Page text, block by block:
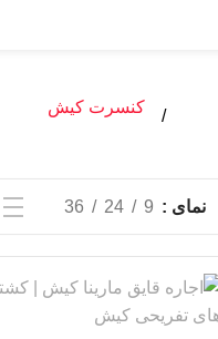
کنسرت کیش
نمای 9
24
36